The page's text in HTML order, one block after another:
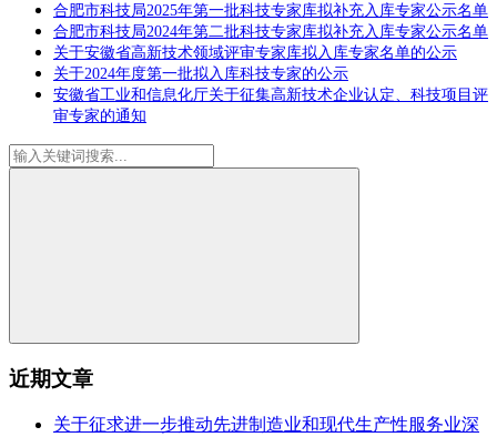
合肥市科技局2025年第一批科技专家库拟补充入库专家公示名单
合肥市科技局2024年第二批科技专家库拟补充入库专家公示名单
关于安徽省高新技术领域评审专家库拟入库专家名单的公示
关于2024年度第一批拟入库科技专家的公示
安徽省工业和信息化厅关于征集高新技术企业认定、科技项目评
审专家的通知
近期文章
关于征求进一步推动先进制造业和现代生产性服务业深